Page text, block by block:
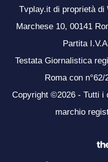
Tvplay.it di proprietà di
Marchese 10, 00141
Partita
Testata Giornalistica
Roma con
Copyright ©2026 - Tutti i
marchio